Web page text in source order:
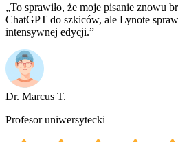
„To sprawiło, że moje pisanie znowu
ChatGPT do szkiców, ale Lynote
intensywnej edycji.”
Dr. Marcus T.
Profesor uniwersytecki